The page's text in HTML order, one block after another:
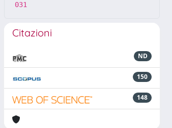
031
Citazioni
ND
150
148